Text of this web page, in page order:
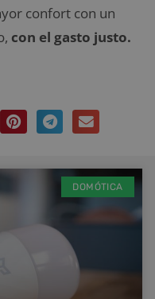
confort con un
con el gasto justo.
DOMÓTICA